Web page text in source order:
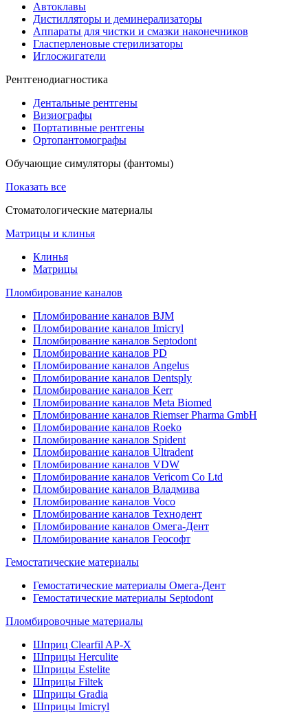
Автоклавы
Дистилляторы и деминерализаторы
Аппараты для чистки и смазки наконечников
Гласперленовые стерилизаторы
Иглосжигатели
Рентгенодиагностика
Дентальные рентгены
Визиографы
Портативные рентгены
Ортопантомографы
Обучающие симуляторы (фантомы)
Показать все
Стоматологические материалы
Матрицы и клинья
Клинья
Матрицы
Пломбирование каналов
Пломбирование каналов BJM
Пломбирование каналов Imicryl
Пломбирование каналов Septodont
Пломбирование каналов PD
Пломбирование каналов Angelus
Пломбирование каналов Dentsply
Пломбирование каналов Kerr
Пломбирование каналов Meta Biomed
Пломбирование каналов Riemser Pharma GmbH
Пломбирование каналов Roeko
Пломбирование каналов Spident
Пломбирование каналов Ultradent
Пломбирование каналов VDW
Пломбирование каналов Vericom Co Ltd
Пломбирование каналов Владмива
Пломбирование каналов Voco
Пломбирование каналов Технодент
Пломбирование каналов Омега-Дент
Пломбирование каналов Геософт
Гемостатические материалы
Гемостатические материалы Омега-Дент
Гемостатические материалы Septodont
Пломбировочные материалы
Шприц Clearfil AP-X
Шприцы Herculite
Шприцы Estelite
Шприцы Filtek
Шприцы Gradia
Шприцы Imicryl